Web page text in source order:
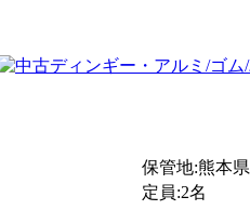
保管地:熊本県
定員:2名